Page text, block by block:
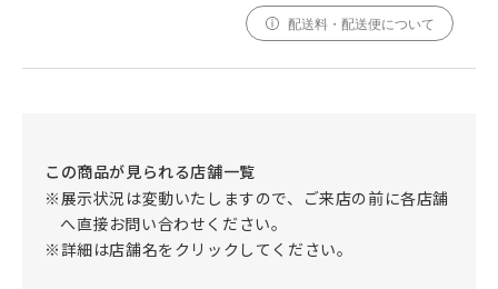
配送料・配送便について
この商品が見られる店舗一覧
※展示状況は変動いたしますので、ご来店の前に各店舗
へ直接お問い合わせください。
※詳細は店舗名をクリックしてください。